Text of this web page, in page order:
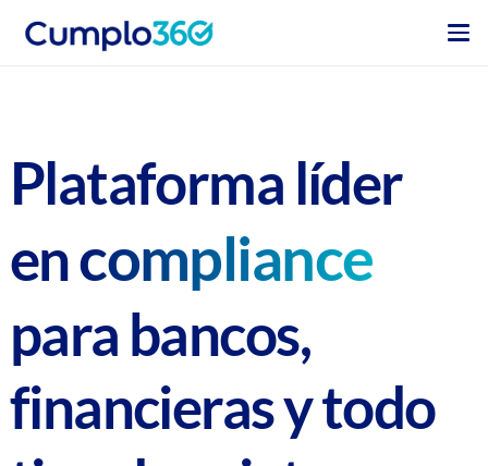
Plataforma líder
encompliance
para bancos,
financieras y todo